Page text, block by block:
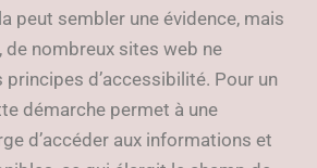
peut sembler une évidence, mais
de nombreux sites web ne
d’accessibilité. Pour un
démarche permet à une
d’accéder aux informations et